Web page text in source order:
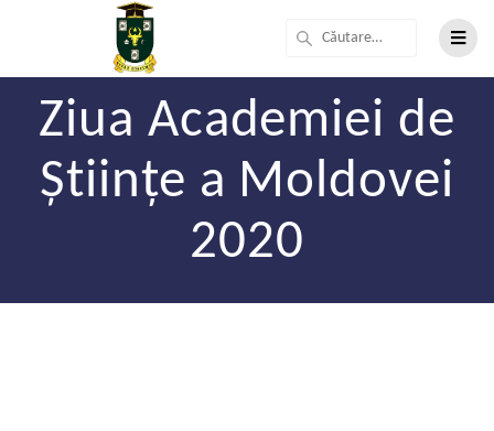
Ziua Academiei de
Științe a Moldovei
2020